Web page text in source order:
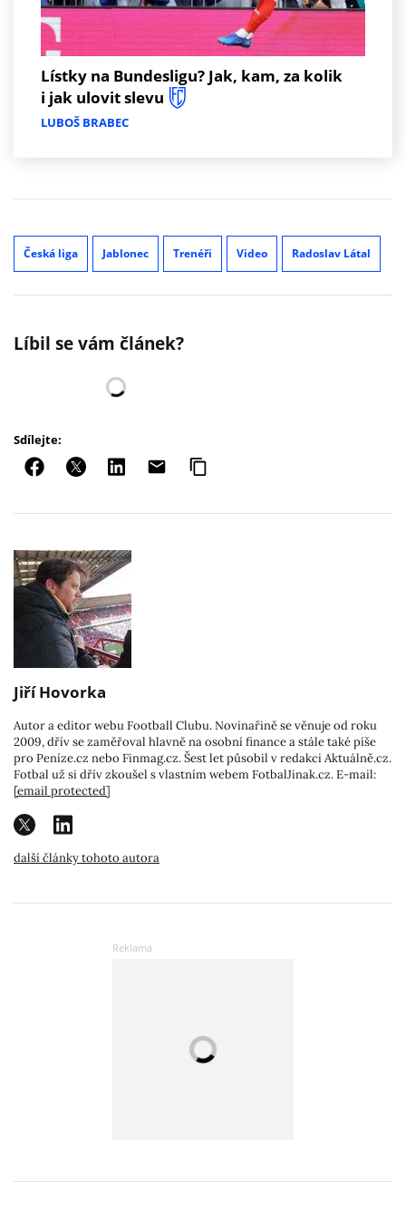
Lístky na Bundesligu? Jak, kam, za kolik
i jak ulovit slevu
LUBOŠ BRABEC
Česká liga Jablonec Trenéři Video Radoslav Látal
Líbil se vám článek?
Sdílejte:
Jiří Hovorka
Autor a editor webu Football Clubu. Novinařině se věnuje od roku
2009, dřív se zaměřoval hlavně na osobní finance a stále také píše
pro Peníze.cz nebo Finmag.cz. Šest let působil v redakci Aktuálně.cz.
Fotbal už si dřív zkoušel s vlastním webem FotbalJinak.cz. E-mail:
[email protected]
další články tohoto autora